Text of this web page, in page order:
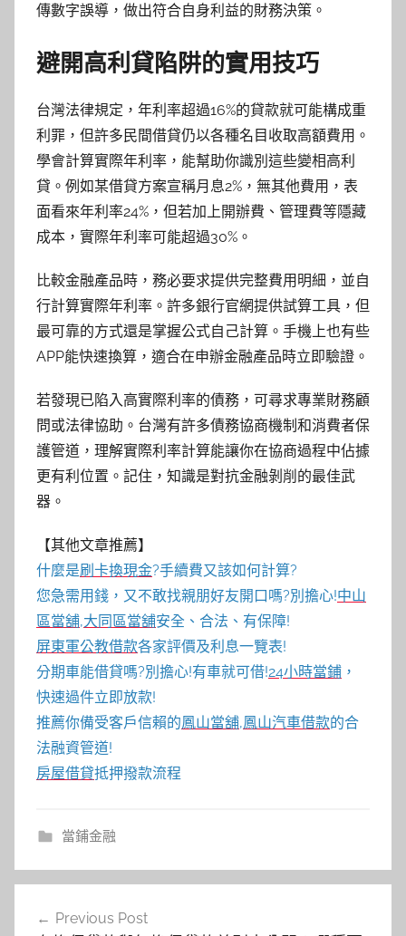
傳數字誤導，做出符合自身利益的財務決策。
避開高利貸陷阱的實用技巧
台灣法律規定，年利率超過16%的貸款就可能構成重
利罪，但許多民間借貸仍以各種名目收取高額費用。
學會計算實際年利率，能幫助你識別這些變相高利
貸。例如某借貸方案宣稱月息2%，無其他費用，表
面看來年利率24%，但若加上開辦費、管理費等隱藏
成本，實際年利率可能超過30%。
比較金融產品時，務必要求提供完整費用明細，並自
行計算實際年利率。許多銀行官網提供試算工具，但
最可靠的方式還是掌握公式自己計算。手機上也有些
APP能快速換算，適合在申辦金融產品時立即驗證。
若發現已陷入高實際利率的債務，可尋求專業財務顧
問或法律協助。台灣有許多債務協商機制和消費者保
護管道，理解實際利率計算能讓你在協商過程中佔據
更有利位置。記住，知識是對抗金融剝削的最佳武
器。
【其他文章推薦】
什麼是刷卡換現金?手續費又該如何計算?
您急需用錢，又不敢找親朋好友開口嗎?別擔心!中山
區當舖,大同區當舖安全、合法、有保障!
屏東軍公教借款各家評價及利息一覽表!
分期車能借貸嗎?別擔心!有車就可借!24小時當鋪 ，
快速過件立即放款!
推薦你備受客戶信賴的鳳山當舖,鳳山汽車借款的合
法融資管道!
房屋借貸抵押撥款流程
當鋪金融
Previous Post